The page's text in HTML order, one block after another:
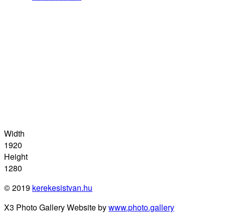
Width
1920
Height
1280
© 2019 kerekesistvan.hu
X3 Photo Gallery Website bywww.photo.gallery